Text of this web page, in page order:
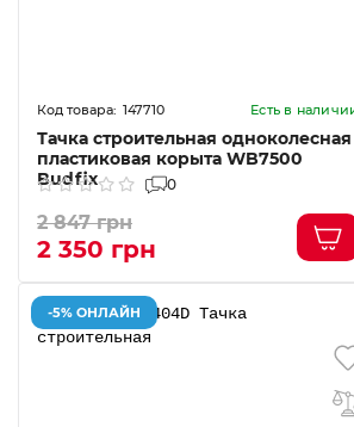
147710 Есть в
Тачка строительная одноколесная
пластиковая корыта WB7500
Budfix
0
2 847 грн
2 350 грн
-5% ОНЛАЙН